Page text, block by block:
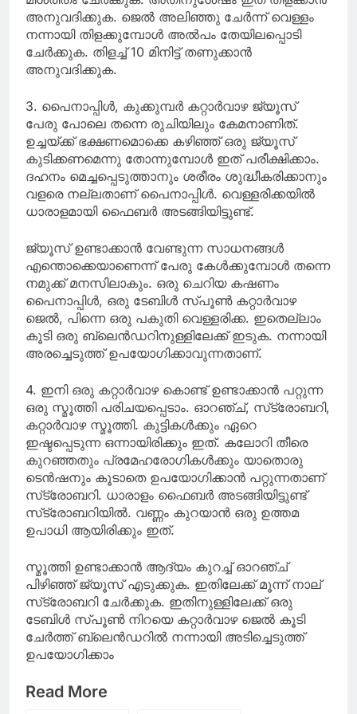
അനുവദിക്കുക. ജെല്‍ അലിഞ്ഞു ചേര്‍ന്ന് വെള്ളം
നന്നായി തിളക്കുമ്പോള്‍ അല്‍പം തേയിലപ്പൊടി
ചേര്‍ക്കുക. തിളച്ച് 10 മിനിട്ട് തണുക്കാന്‍
അനുവദിക്കുക.
3. പൈനാപ്പിള്‍, കുക്കുമ്പര്‍ കറ്റാര്‍വാഴ ജ്യൂസ്
പേരു പോലെ തന്നെ രുചിയിലും കേമനാണിത്.
ഉച്ചയ്ക്ക് ഭക്ഷണമൊക്കെ കഴിഞ്ഞ് ഒരു ജ്യൂസ്
കുടിക്കണമെന്നു തോന്നുമ്പോള്‍ ഇത് പരീക്ഷിക്കാം.
ദഹനം മെച്ചപ്പെടുത്താനും ശരീരം ശുദ്ധീകരിക്കാനും
വളരെ നല്ലതാണ് പൈനാപ്പിള്‍. വെള്ളരിക്കയില്‍
ധാരാളമായി ഫൈബര്‍ അടങ്ങിയിട്ടുണ്ട്.
ജ്യൂസ് ഉണ്ടാക്കാന്‍ വേണ്ടുന്ന സാധനങ്ങള്‍
എന്തൊക്കെയാണെന്ന് പേരു കേള്‍ക്കുമ്പോള്‍ തന്നെ
നമുക്ക് മനസിലാകും. ഒരു ചെറിയ കഷണം
പൈനാപ്പിള്‍, ഒരു ടേബിള്‍ സ്പൂണ്‍ കറ്റാര്‍വാഴ
ജെല്‍, പിന്നെ ഒരു പകുതി വെള്ളരിക്ക. ഇതെല്ലാം
കൂടി ഒരു ബ്ലെന്‍ഡറിനുള്ളിലേക്ക് ഇടുക. നന്നായി
അരച്ചെടുത്ത് ഉപയോഗിക്കാവുന്നതാണ്.
4. ഇനി ഒരു കറ്റാര്‍വാഴ കൊണ്ട് ഉണ്ടാക്കാന്‍ പറ്റുന്ന
ഒരു സ്മൂത്തി പരിചയപ്പെടാം. ഓറഞ്ച്, സ്‌ട്രോബറി,
കറ്റാര്‍വാഴ സ്മൂത്തി. കുട്ടികള്‍ക്കും ഏറെ
ഇഷ്ടപ്പെടുന്ന ഒന്നായിരിക്കും ഇത്. കലോറി തീരെ
കുറഞ്ഞതും പ്രമേഹരോഗികള്‍ക്കും യാതൊരു
ടെന്‍ഷനും കൂടാതെ ഉപയോഗിക്കാന്‍ പറ്റുന്നതാണ്
സ്‌ട്രോബറി. ധാരാളം ഫൈബര്‍ അടങ്ങിയിട്ടുണ്ട്
സ്‌ട്രോബറിയില്‍. വണ്ണം കുറയാന്‍ ഒരു ഉത്തമ
ഉപാധി ആയിരിക്കും ഇത്.
സ്മൂത്തി ഉണ്ടാക്കാന്‍ ആദ്യം കുറച്ച് ഓറഞ്ച്
പിഴിഞ്ഞ് ജ്യൂസ് എടുക്കുക. ഇതിലേക്ക് മൂന്ന് നാല്
സ്‌ട്രോബറി ചേര്‍ക്കുക. ഇതിനുള്ളിലേക്ക് ഒരു
ടേബിള്‍ സ്പൂണ്‍ നിറയെ കറ്റാര്‍വാഴ ജെല്‍ കൂടി
ചേര്‍ത്ത് ബ്ലെന്‍ഡറില്‍ നന്നായി അടിച്ചെടുത്ത്
ഉപയോഗിക്കാം
Read More